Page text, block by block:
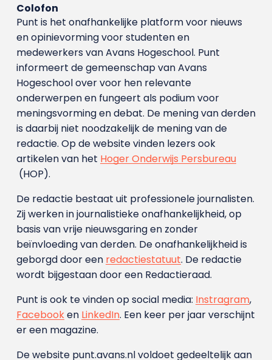
Colofon
Punt is het onafhankelijke platform voor nieuws
en opinievorming voor studenten en
medewerkers van Avans Hoge­school. Punt
informeert de gemeenschap van Avans
Hogeschool over voor hen relevante
onderwerpen en fungeert als podium voor
meningsvorming en debat. De mening van derden
is daarbij niet noodzakelijk de mening van de
redactie. Op de website vinden lezers ook
artikelen van het Hoger Onderwijs Persbureau
(HOP).
De redactie bestaat uit professionele journalisten.
Zij werken in journalistieke onafhankelijkheid, op
basis van vrije nieuwsgaring en zonder
beïnvloeding van derden. De onafhankelijkheid is
geborgd door een redactiestatuut. De redactie
wordt bijgestaan door een Redactieraad.
Punt is ook te vinden op social media: Instragram,
Facebooken LinkedIn. Een keer per jaar verschijnt
er een magazine.
De website punt.avans.nl voldoet gedeeltelijk aan